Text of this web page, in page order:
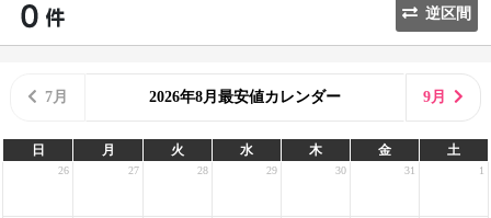
逆区間
7月 2026年8月最安値カレンダー 9月
日 月 火 水 木 金 土
26 27 28 29 30 31 1